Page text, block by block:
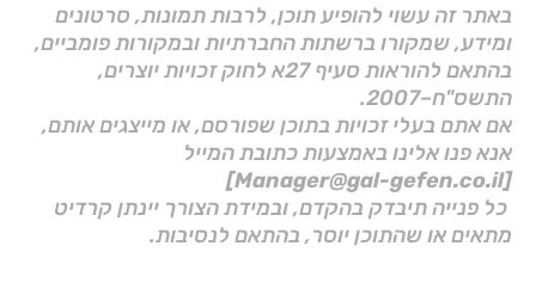
באתר זה עשוי להופיע תוכן, לרבות תמונות, סרטונים
ומידע, שמקורו ברשתות החברתיות ובמקורות פומביים,
בהתאם להוראות סעיף 27א לחוק זכויות יוצרים,
התשס"ח–2007.
אם אתם בעלי זכויות בתוכן שפורסם, או מייצגים אותם,
אנא פנו אלינו באמצעות כתובת המייל
[Manager@gal-gefen.co.il]
כל פנייה תיבדק בהקדם, ובמידת הצורך יינתן קרדיט
מתאים או שהתוכן יוסר, בהתאם לנסיבות.